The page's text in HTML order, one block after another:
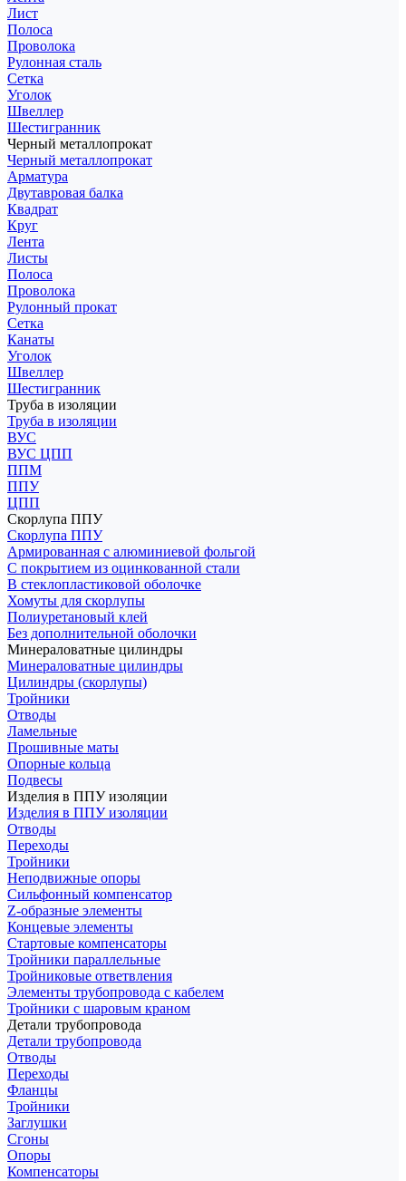
Лист
Полоса
Проволока
Рулонная сталь
Сетка
Уголок
Швеллер
Шестигранник
Черный металлопрокат
Черный металлопрокат
Арматура
Двутавровая балка
Квадрат
Круг
Лента
Листы
Полоса
Проволока
Рулонный прокат
Сетка
Канаты
Уголок
Швеллер
Шестигранник
Труба в изоляции
Труба в изоляции
ВУС
ВУС ЦПП
ППМ
ППУ
ЦПП
Скорлупа ППУ
Скорлупа ППУ
Армированная с алюминиевой фольгой
С покрытием из оцинкованной стали
В стеклопластиковой оболочке
Хомуты для скорлупы
Полиуретановый клей
Без дополнительной оболочки
Минераловатные цилиндры
Минераловатные цилиндры
Цилиндры (скорлупы)
Тройники
Отводы
Ламельные
Прошивные маты
Опорные кольца
Подвесы
Изделия в ППУ изоляции
Изделия в ППУ изоляции
Отводы
Переходы
Тройники
Неподвижные опоры
Cильфонный компенсатор
Z-образные элементы
Концевые элементы
Стартовые компенсаторы
Тройники параллельные
Тройниковые ответвления
Элементы трубопровода с кабелем
Тройники с шаровым краном
Детали трубопровода
Детали трубопровода
Отводы
Переходы
Фланцы
Тройники
Заглушки
Сгоны
Опоры
Компенсаторы